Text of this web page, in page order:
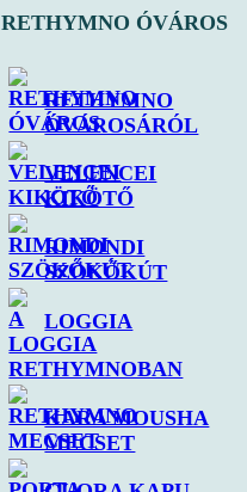
RETHYMNO ÓVÁROS
RETHYMNO
ÓVÁROSÁRÓL
VELENCEI
KIKÖTŐ
RIMONDI
SZÖKŐKÚT
LOGGIA
KARA MOUSHA
MECSET